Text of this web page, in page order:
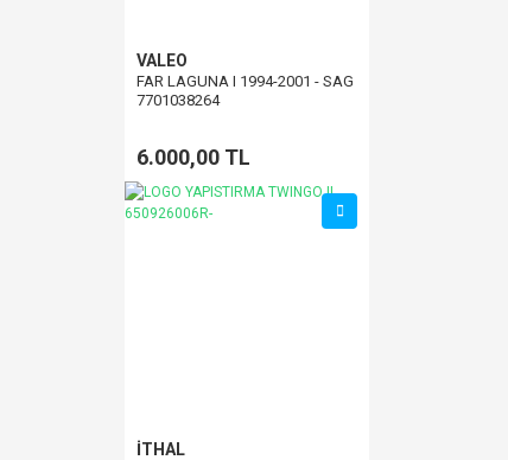
VALEO
FAR LAGUNA I 1994-2001 - SAG
7701038264
6.000,00 TL
İTHAL